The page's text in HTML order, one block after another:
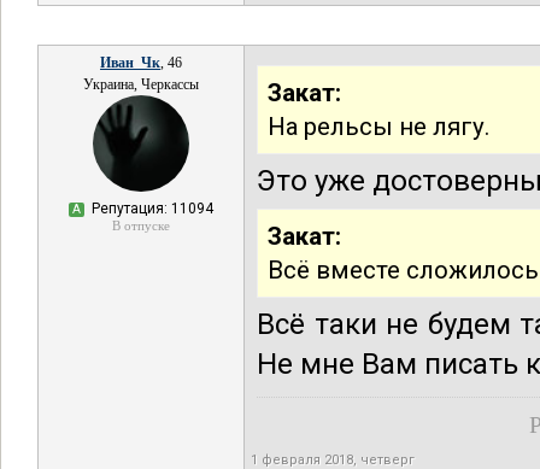
Иван_Чк, 46
Украина, Черкассы
А Репутация: 11094
В отпуске
Закат:
На рельсы не лягу.
Это уже
Закат:
Всё вместе
Всё таки не будем
Не мне Вам писать
1 февраля 2018, четверг